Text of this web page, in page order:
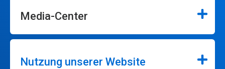
Media-Center
Nutzung unserer Website